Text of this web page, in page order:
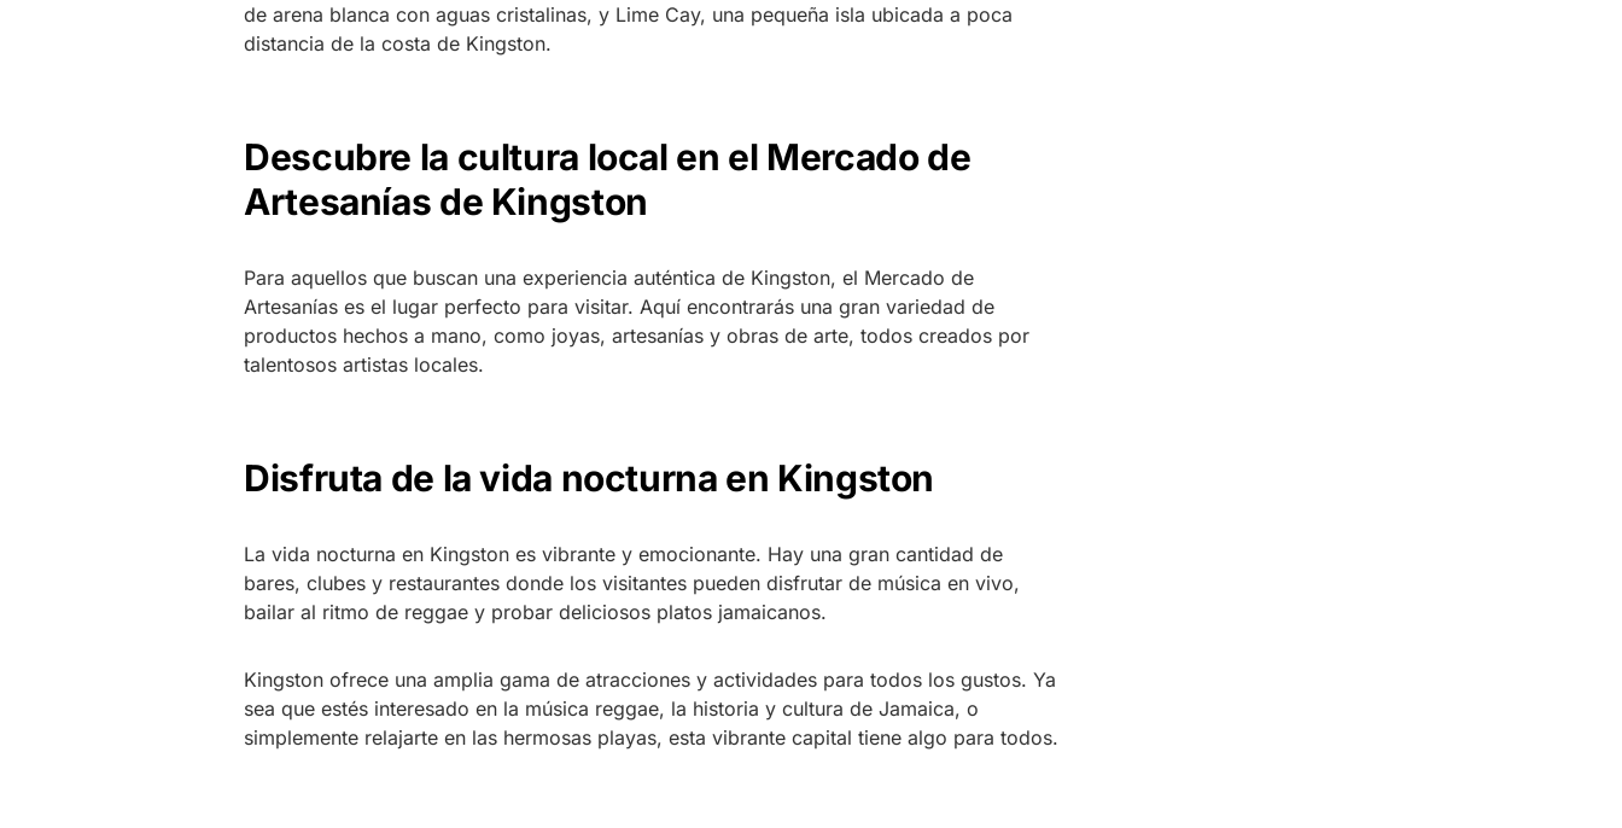
de arena blanca con aguas cristalinas, y Lime Cay, una pequeña isla ubicada a poca
distancia de la costa de Kingston.
Descubre la cultura local en el Mercado de
Artesanías de Kingston
Para aquellos que buscan una experiencia auténtica de Kingston, el Mercado de
Artesanías es el lugar perfecto para visitar. Aquí encontrarás una gran variedad de
productos hechos a mano, como joyas, artesanías y obras de arte, todos creados por
talentosos artistas locales.
Disfruta de la vida nocturna en Kingston
La vida nocturna en Kingston es vibrante y emocionante. Hay una gran cantidad de
bares, clubes y restaurantes donde los visitantes pueden disfrutar de música en vivo,
bailar al ritmo de reggae y probar deliciosos platos jamaicanos.
Kingston ofrece una amplia gama de atracciones y actividades para todos los gustos. Ya
sea que estés interesado en la música reggae, la historia y cultura de Jamaica, o
simplemente relajarte en las hermosas playas, esta vibrante capital tiene algo para todos.